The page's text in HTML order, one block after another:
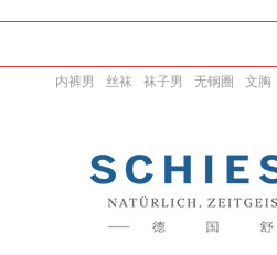
内裤男 丝袜 袜子男 无钢圈 文胸